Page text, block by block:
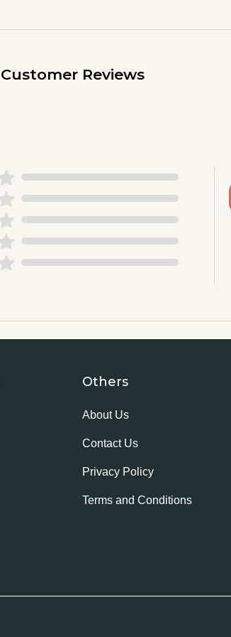
Customer Reviews
Others
About Us
Contact Us
Privacy Policy
Terms and Conditions